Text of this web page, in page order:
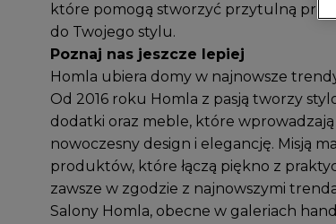
które pomogą stworzyć przytulną
do Twojego stylu.
Poznaj nas jeszcze lepiej
Homla ubiera domy w najnowsze
Od 2016 roku Homla z pasją tworzy
dodatki oraz meble, które
nowoczesny design i elegancję. Misją
produktów, które łączą piękno z
zawsze w zgodzie z najnowszymi
Salony Homla, obecne w galeriach